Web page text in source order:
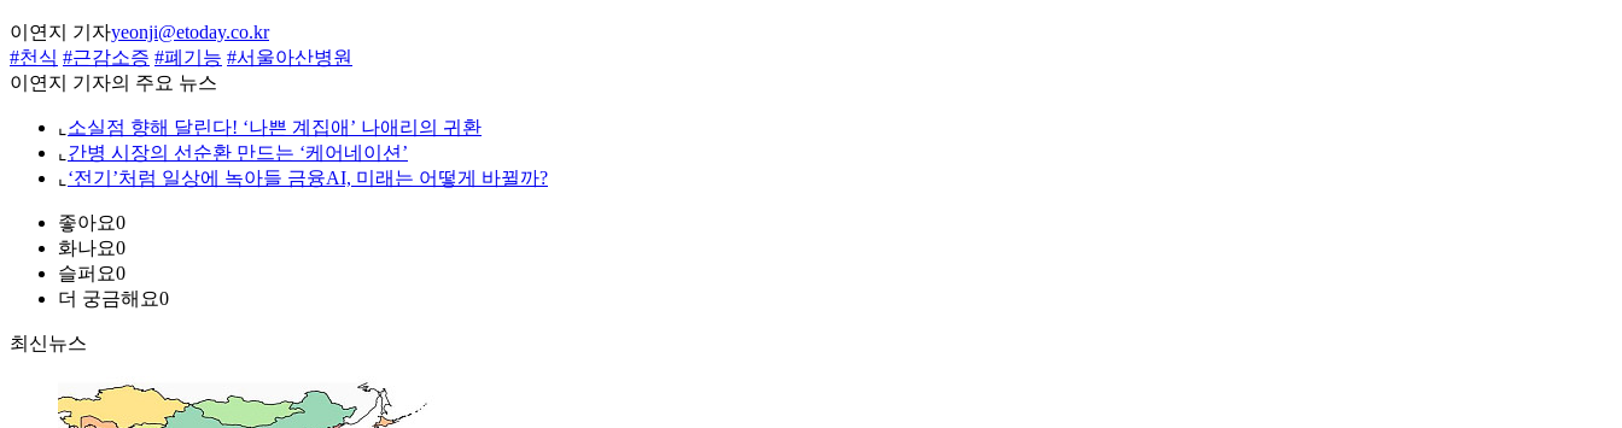
이연지 기자yeonji@etoday.co.kr
#천식 #근감소증 #폐기능 #서울아산병원
이연지 기자의 주요 뉴스
⌞ 소실점 향해 달린다! ‘나쁜 계집애’ 나애리의 귀환
⌞ 간병 시장의 선순환 만드는 ‘케어네이션’
⌞ ‘전기’처럼 일상에 녹아들 금융AI, 미래는 어떻게 바뀔까?
좋아요0
화나요0
슬퍼요0
더 궁금해요0
최신뉴스